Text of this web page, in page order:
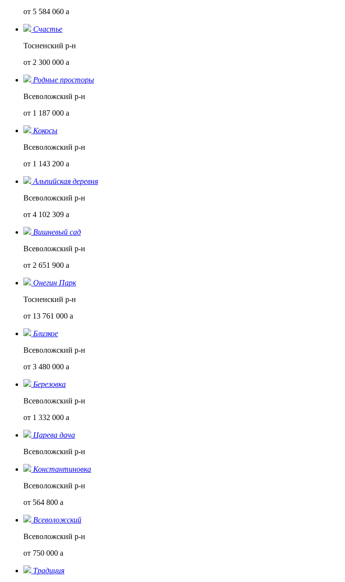
от 5 584 060 a
Счастье
Тосненский р-н
от 2 300 000 a
Родные просторы
Всеволожский р-н
от 1 187 000 a
Кокосы
Всеволожский р-н
от 1 143 200 a
Альпийская деревня
Всеволожский р-н
от 4 102 309 a
Вишневый сад
Всеволожский р-н
от 2 651 900 a
Онегин Парк
Тосненский р-н
от 13 761 000 a
Близкое
Всеволожский р-н
от 3 480 000 a
Березовка
Всеволожский р-н
от 1 332 000 a
Царева дача
Всеволожский р-н
Константиновка
Всеволожский р-н
от 564 800 a
Всеволожский
Всеволожский р-н
от 750 000 a
Традиция